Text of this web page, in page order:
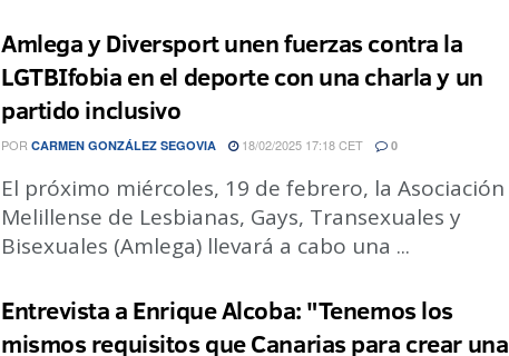
Amlega y Diversport unen fuerzas contra la
LGTBIfobia en el deporte con una charla y un
partido inclusivo
POR CARMEN GONZÁLEZ SEGOVIA 18/02/2025 17:18 CET 0
El próximo miércoles, 19 de febrero, la Asociación
Melillense de Lesbianas, Gays, Transexuales y
Bisexuales (Amlega) llevará a cabo una ...
Entrevista a Enrique Alcoba: "Tenemos los
mismos requisitos que Canarias para crear una